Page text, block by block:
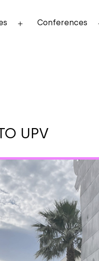
Conferences
UPV